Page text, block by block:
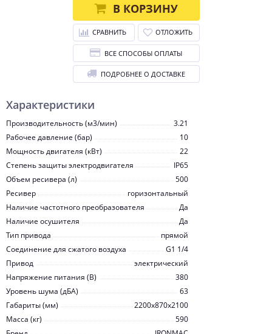
Характеристики
Производительность (м3/мин)
3.21
Рабочее давление (бар)
10
Мощность двигателя (кВт)
22
Степень защиты электродвигателя
IP65
Объем ресивера (л)
500
Ресивер
горизонтальный
Наличие частотного преобразователя
Да
Наличие осушителя
Да
Тип привода
прямой
Соединение для сжатого воздуха
G1 1/4
Привод
электрический
Напряжение питания (В)
380
Уровень шума (дБА)
63
Габариты (мм)
2200х870х2100
Масса (кг)
590
В КОРЗИНУ
СРАВНИТЬ ОТЛОЖИТЬ
ВСЕ СПОСОБЫ ОПЛАТЫ
ПОДРОБНЕЕ О ДОСТАВКЕ